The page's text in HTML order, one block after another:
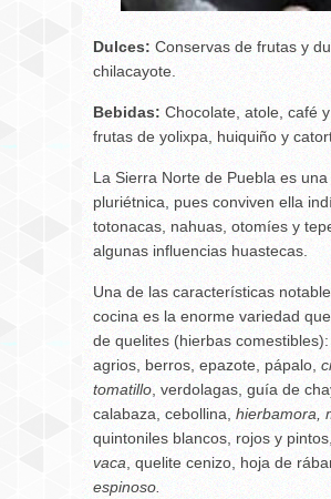
Dulces: Conservas de frutas y
chilacayote.
Bebidas: Chocolate, atole, café
frutas de yolixpa, huiquiño y
La Sierra Norte de Puebla es una
pluriétnica, pues conviven ella
totonacas, nahuas, otomíes y
algunas influencias huastecas.
Una de las características
cocina es la enorme variedad
de quelites (hierbas
agrios, berros, epazote, pápalo,
tomatillo , verdolagas, guía de
calabaza, cebollina, hierbamora,
quintoniles blancos, rojos y pintos,
vaca , quelite cenizo, hoja de
espinoso.